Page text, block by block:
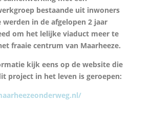
bestaande uit inwoners
werden in de afgelopen 2 jaar
om het lelijke viaduct meer te
fraaie centrum van Maarheeze.
kijk eens op de website die
project in het leven is geroepen: